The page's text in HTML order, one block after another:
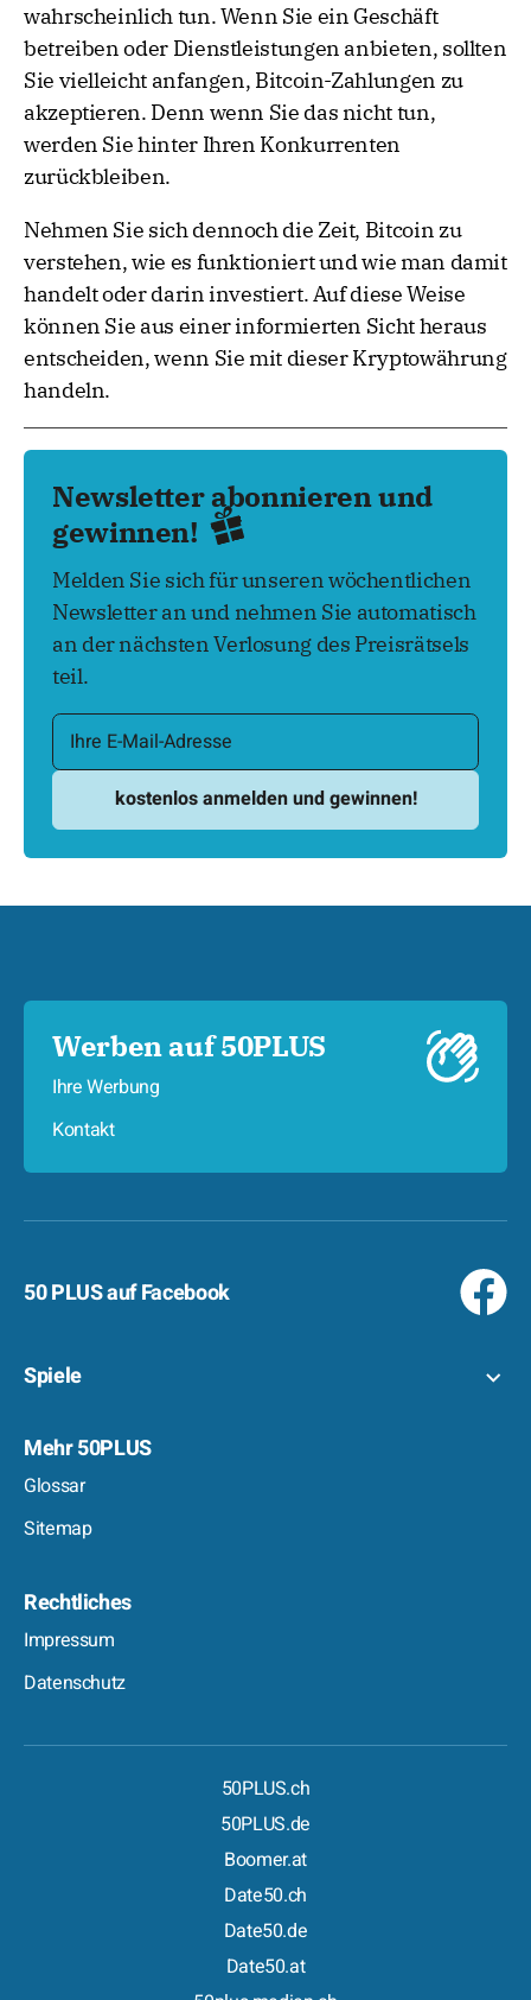
wahrscheinlich tun. Wenn Sie ein Geschäft
betreiben oder Dienstleistungen anbieten, sollten
Sie vielleicht anfangen, Bitcoin-Zahlungen zu
akzeptieren. Denn wenn Sie das nicht tun,
werden Sie hinter Ihren Konkurrenten
zurückbleiben.
Nehmen Sie sich dennoch die Zeit, Bitcoin zu
verstehen, wie es funktioniert und wie man damit
handelt oder darin investiert. Auf diese Weise
können Sie aus einer informierten Sicht heraus
entscheiden, wenn Sie mit dieser Kryptowährung
handeln.
Newsletter abonnieren und
gewinnen!
Melden Sie sich für unseren wöchentlichen
Newsletter an und nehmen Sie automatisch
an der nächsten Verlosung des Preisrätsels
teil.
Werben auf 50PLUS
Ihre Werbung
Kontakt
50 PLUS auf Facebook
Spiele
Mehr 50PLUS
Glossar
Sitemap
Rechtliches
Impressum
Datenschutz
50PLUS.ch
50PLUS.de
Boomer.at
Date50.ch
Date50.de
Date50.at